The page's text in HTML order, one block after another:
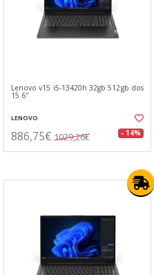
Lenovo v15 i5-13420h 32gb 512gb dos
15.6"
LENOVO
886,75€ 1029,26€ - 14%